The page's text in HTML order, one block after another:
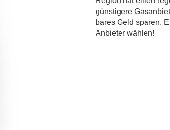
günstigere
bares Geld sparen.
Anbieter wählen!